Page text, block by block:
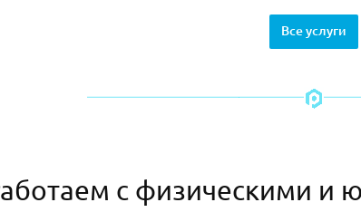
Все услуги
с физическими и